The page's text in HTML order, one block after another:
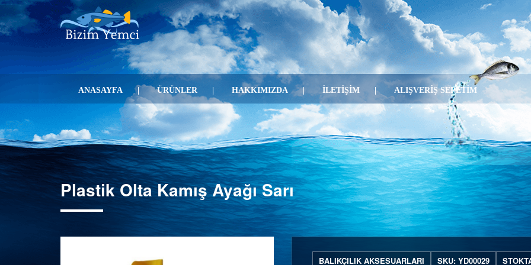
ANASAYFA ÜRÜNLER HAKKIMIZDA İLETİŞİM ALIŞVERİŞ SEPETİM
Plastik Olta Kamış Ayağı Sarı
BALIKÇILIK AKSESUARLARI SKU: YD00029